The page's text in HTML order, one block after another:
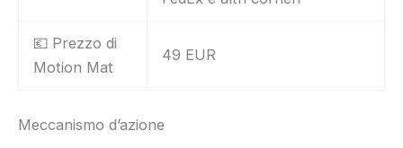
💶 Prezzo di
Motion Mat
49 EUR
Meccanismo d’azione